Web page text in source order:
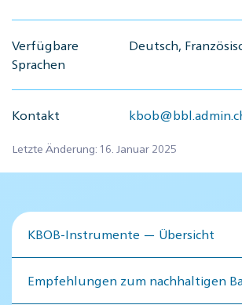
Verfügbare
Sprachen
Deutsch,
Kontakt
Letzte Änderung: 16. Januar 2025
KBOB-Instrumente — Übersicht
Empfehlungen zum nachhaltigen